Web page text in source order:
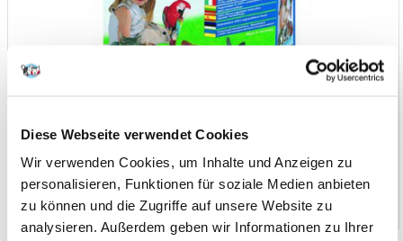
Diese Webseite verwendet Cookies
Wir verwenden Cookies, um Inhalte und Anzeigen zu
personalisieren, Funktionen für soziale Medien anbieten
zu können und die Zugriffe auf unsere Website zu
analysieren. Außerdem geben wir Informationen zu Ihrer